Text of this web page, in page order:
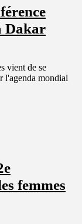
Dakar
vient de se
l'agenda mondial
femmes